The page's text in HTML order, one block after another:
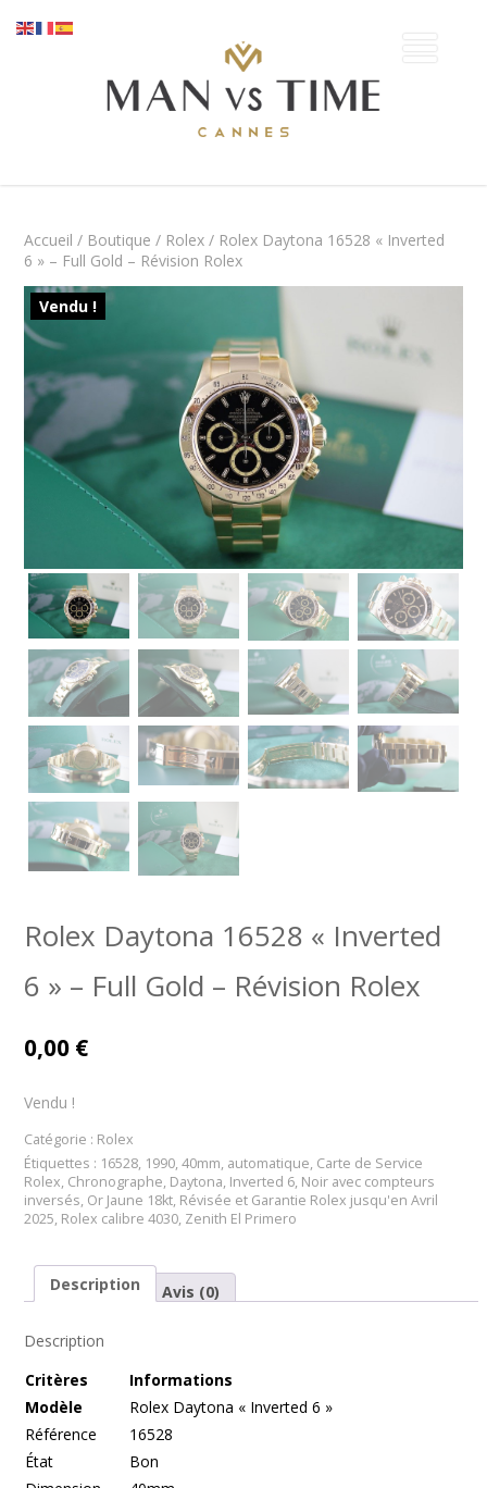
Accueil / Boutique / Rolex/ Rolex Daytona 16528 « Inverted
6 » – Full Gold – Révision Rolex
Vendu !
Rolex Daytona 16528 « Inverted
6 » – Full Gold – Révision Rolex
0,00 €
Vendu !
Catégorie : Rolex
Étiquettes : 16528, 1990, 40mm, automatique, Carte de Service
Rolex, Chronographe, Daytona, Inverted 6, Noir avec compteurs
inversés, Or Jaune 18kt, Révisée et Garantie Rolex jusqu'en Avril
2025, Rolex calibre 4030, Zenith El Primero
Description Avis (0)
Description
Critères
Informations
Modèle
Rolex Daytona « Inverted 6 »
Référence
16528
État
Bon